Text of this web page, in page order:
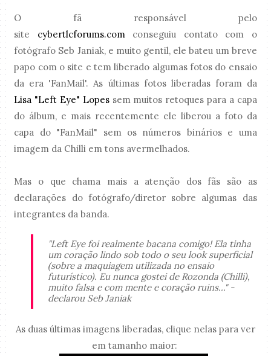
O fã responsável pelo
site cybertlcforums.com conseguiu contato com o
fotógrafo Seb Janiak, e muito gentil, ele bateu um breve
papo com o site e tem liberado algumas fotos do ensaio
da era 'FanMail'. As últimas fotos liberadas foram da
Lisa "Left Eye" Lopessem muitos retoques para a capa
do álbum, e mais recentemente ele liberou a foto da
capa do "FanMail" sem os números binários e uma
imagem da Chilli em tons avermelhados.
Mas o que chama mais a atenção dos fãs são as
declarações do fotógrafo/diretor sobre algumas das
integrantes da banda.
"Left Eye foi realmente bacana comigo! Ela tinha
um coração lindo sob todo o seu look superficial
(sobre a maquiagem utilizada no ensaio
futurístico). Eu nunca gostei de Rozonda (Chilli),
muito falsa e com mente e coração ruins..." -
declarou Seb Janiak
As duas últimas imagens liberadas, clique nelas para ver
em tamanho maior: